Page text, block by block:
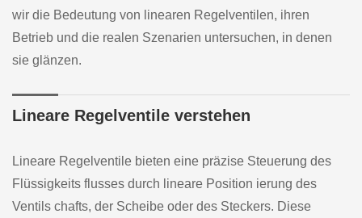
wir die Bedeutung von linearen Regelventilen, ihren
Betrieb und die realen Szenarien untersuchen, in denen
sie glänzen.
Lineare Regelventile verstehen
Lineare Regelventile bieten eine präzise Steuerung des
Flüssigkeits flusses durch lineare Position ierung des
Ventils chafts, der Scheibe oder des Steckers. Diese